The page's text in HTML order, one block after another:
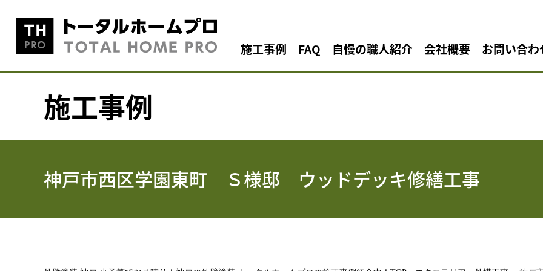
施工事例 FAQ 自慢の職人紹介 会社概要 お問い合わ
施工事例
神戸市西区学園東町 Ｓ様邸 ウッドデッキ修繕工事